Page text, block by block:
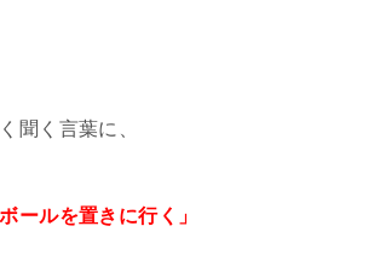
聞く言葉に、
ボールを置きに行く」